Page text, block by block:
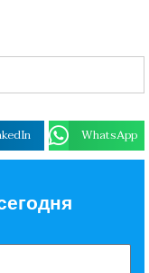
WhatsApp